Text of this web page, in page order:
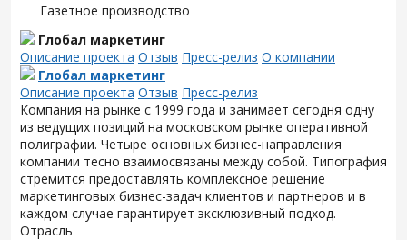
Газетное производство
Глобал маркетинг
Описание проекта Отзыв Пресс-релиз О компании
Глобал маркетинг
Описание проекта Отзыв Пресс-релиз
Компания на рынке с 1999 года и занимает сегодня одну
из ведущих позиций на московском рынке оперативной
полиграфии. Четыре основных бизнес-направления
компании тесно взаимосвязаны между собой. Типография
стремится предоставлять комплексное решение
маркетинговых бизнес-задач клиентов и партнеров и в
каждом случае гарантирует эксклюзивный подход.
Отрасль